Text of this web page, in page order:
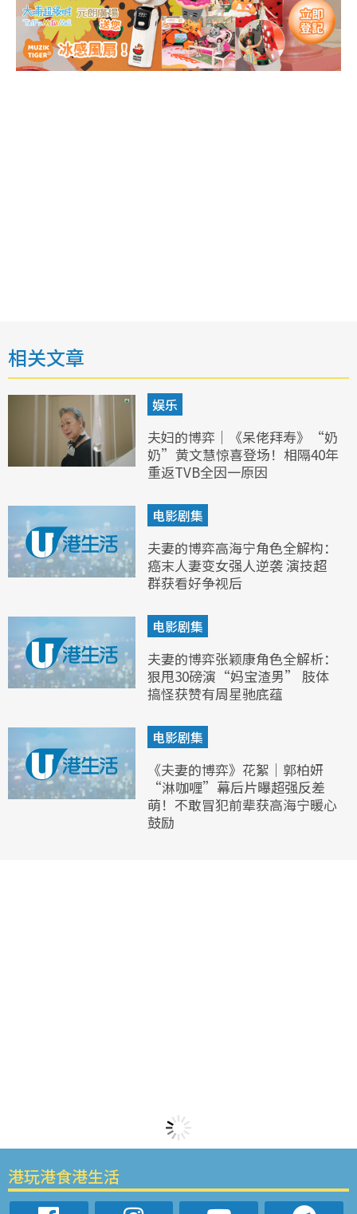
相关文章
娱乐
夫妇的博弈｜《呆佬拜寿》“奶
奶”黄文慧惊喜登场！相隔40年
重返TVB全因一原因
电影剧集
夫妻的博弈高海宁角色全解构：
癌末人妻变女强人逆袭 演技超
群获看好争视后
电影剧集
夫妻的博弈张颖康角色全解析：
狠甩30磅演“妈宝渣男” 肢体
搞怪获赞有周星驰底蕴
电影剧集
《夫妻的博弈》花絮｜郭柏妍
“淋咖喱”幕后片曝超强反差
萌！不敢冒犯前辈获高海宁暖心
鼓励
港玩港食港生活